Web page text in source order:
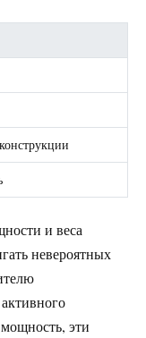
и веса
невероятных
эти